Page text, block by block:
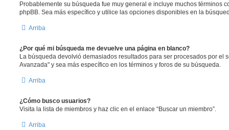
Probablemente su búsqueda fue muy general e incluye muchos términos
phpBB. Sea más específico y utilice las opciones disponibles en la
Arriba
¿Por qué mi búsqueda me devuelve una página en blanco?
La búsqueda devolvió demasiados resultados para ser procesados por el
Avanzada" y sea más específico en los términos y foros de su búsqueda.
Arriba
¿Cómo busco usuarios?
Visita la lista de miembros y haz clic en el enlace “Buscar un miembro”.
Arriba